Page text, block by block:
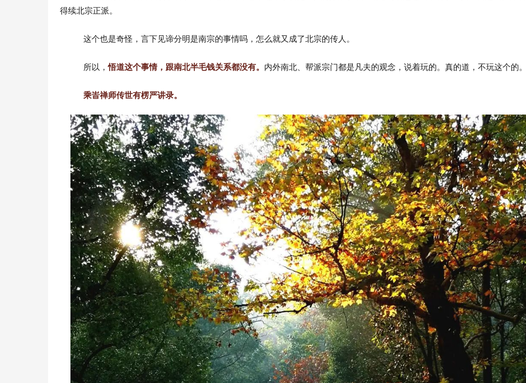
得续北宗正派。
这个也是奇怪，言下见谛分明是南宗的事情吗，怎么就又成了北宗的传人。
所以，悟道这个事情，跟南北半毛钱关系都没有。 内外南北、帮派宗门都是凡夫的观念，说着玩的。真的道，不玩这个的
乘峕禅师传世有楞严讲录。